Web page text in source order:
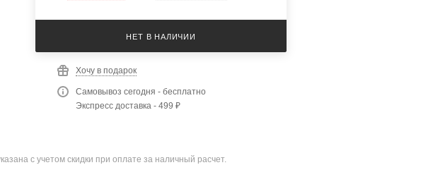
НЕТ В НАЛИЧИИ
Хочу в подарок
Самовывоз сегодня - бесплатно
Экспресс доставка - 499 ₽
с учетом скидки при оплате за наличный расчет.